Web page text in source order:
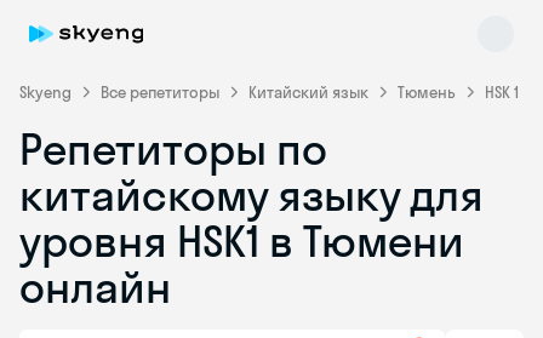
Skyeng Все репетиторы Китайский язык Тюмень HSK 1
Репетиторы по
китайскому языку для
уровня HSK1 в Тюмени
онлайн